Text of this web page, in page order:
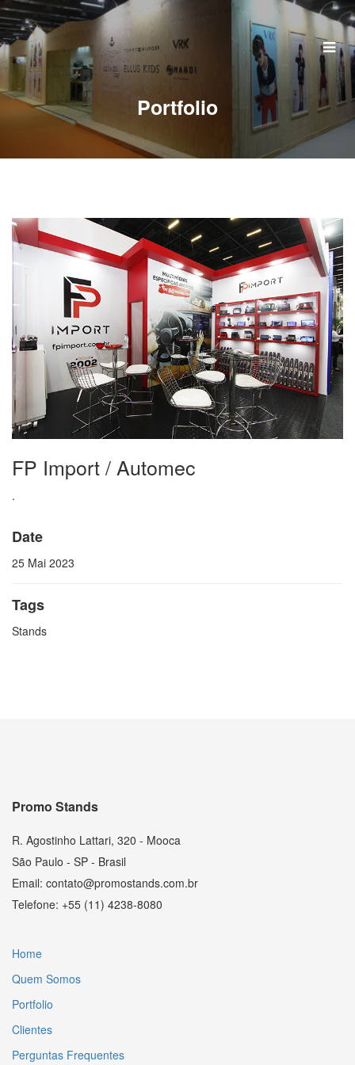
Portfolio
FP Import / Automec
.
Date
25 Mai 2023
Tags
Stands
Promo Stands
R. Agostinho Lattari, 320 - Mooca
São Paulo - SP - Brasil
Email: contato@promostands.com.br
Telefone: +55 (11) 4238-8080
Home
Quem Somos
Portfolio
Clientes
Perguntas Frequentes
Home
Serviços
Portfolio
Perguntas Frequentes
Contato